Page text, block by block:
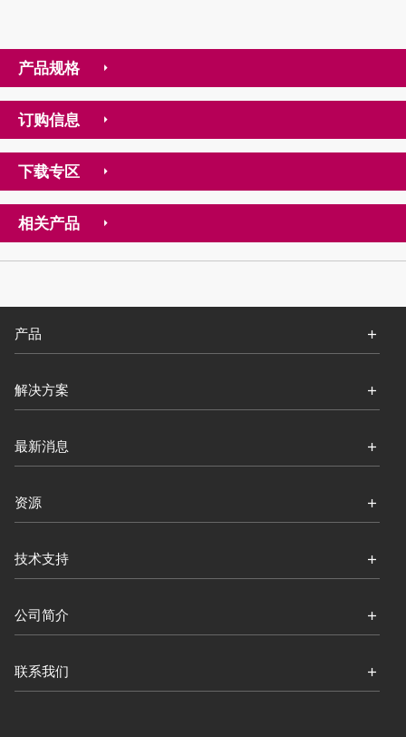
产品规格
订购信息
下载专区
相关产品
产品
解决方案
最新消息
资源
技术支持
公司简介
联系我们